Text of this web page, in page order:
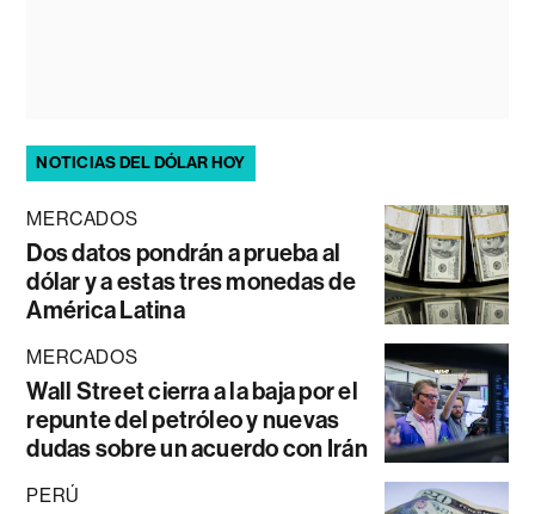
NOTICIAS DEL DÓLAR HOY
MERCADOS
Dos datos pondrán a prueba al
dólar y a estas tres monedas de
América Latina
MERCADOS
Wall Street cierra a la baja por el
repunte del petróleo y nuevas
dudas sobre un acuerdo con Irán
PERÚ